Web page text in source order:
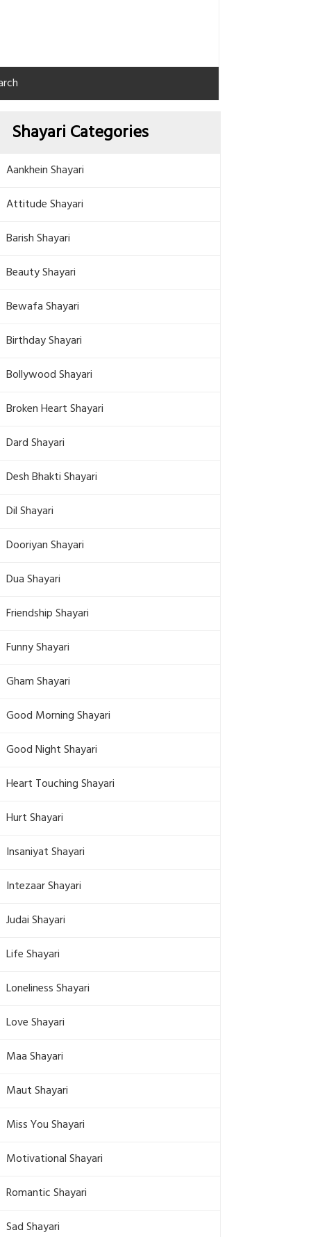
Shayari Categories
Aankhein Shayari
Attitude Shayari
Barish Shayari
Beauty Shayari
Bewafa Shayari
Birthday Shayari
Bollywood Shayari
Broken Heart Shayari
Dard Shayari
Desh Bhakti Shayari
Dil Shayari
Dooriyan Shayari
Dua Shayari
Friendship Shayari
Funny Shayari
Gham Shayari
Good Morning Shayari
Good Night Shayari
Heart Touching Shayari
Hurt Shayari
Insaniyat Shayari
Intezaar Shayari
Judai Shayari
Life Shayari
Loneliness Shayari
Love Shayari
Maa Shayari
Maut Shayari
Miss You Shayari
Motivational Shayari
Romantic Shayari
Sad Shayari